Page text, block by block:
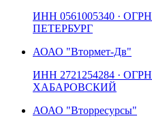
ИНН 0561005340 · ОГРН
ПЕТЕРБУРГ
АОАО "Втормет-Дв"
ИНН 2721254284 · ОГРН
ХАБАРОВСКИЙ
АОАО "Вторресурсы"